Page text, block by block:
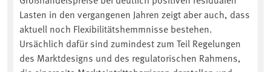
Lasten in den vergangenen Jahren zeigt aber auch, dass
aktuell noch Flexibilitätshemmnisse bestehen.
Ursächlich dafür sind zumindest zum Teil Regelungen
des Marktdesigns und des regulatorischen Rahmens,